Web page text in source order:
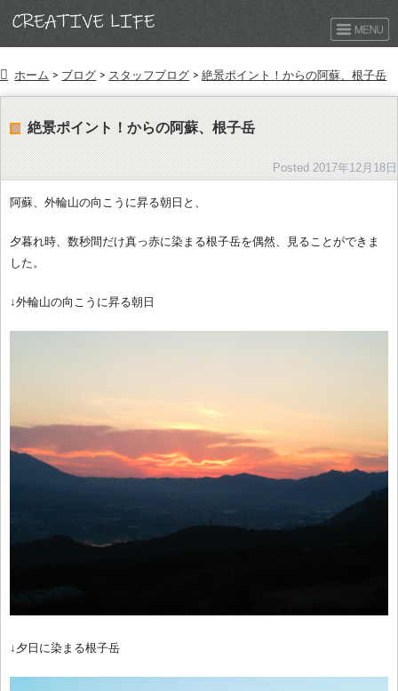
ホーム > ブログ > スタッフブログ >絶景ポイント！からの阿蘇、根子岳
絶景ポイント！からの阿蘇、根子岳
Posted2017年12月18日
阿蘇、外輪山の向こうに昇る朝日と、
夕暮れ時、数秒間だけ真っ赤に染まる根子岳を偶然、見ることができま
した。
↓外輪山の向こうに昇る朝日
↓夕日に染まる根子岳